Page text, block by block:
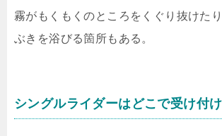
霧がもくもくのところをくぐり抜けた
ぶきを浴びる箇所もある。
シングルライダーはどこで受け付